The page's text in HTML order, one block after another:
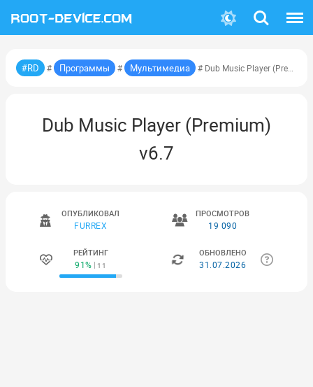
Поиск
#RD # Программы # Мультимедиа # Dub Music Player (Premium)
Dub Music Player (Premium)
v6.7
ОПУБЛИКОВАЛ
FURREX
ПРОСМОТРОВ
19 090
РЕЙТИНГ
91% 11
ОБНОВЛЕНО
31.07.2026